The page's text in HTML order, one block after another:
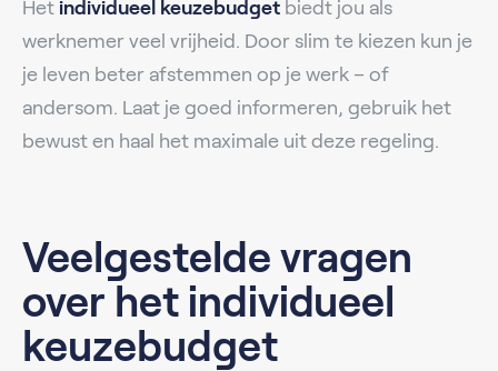
Het individueel keuzebudget biedt jou als
werknemer veel vrijheid. Door slim te kiezen kun je
je leven beter afstemmen op je werk – of
andersom. Laat je goed informeren, gebruik het
bewust en haal het maximale uit deze regeling.
Veelgestelde vragen
over het individueel
keuzebudget